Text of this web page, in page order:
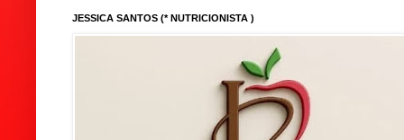
JESSICA SANTOS (* NUTRICIONISTA )